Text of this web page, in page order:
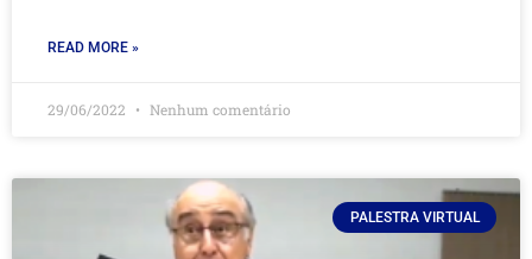
READ MORE »
29/06/2022 Nenhum comentário
PALESTRA VIRTUAL